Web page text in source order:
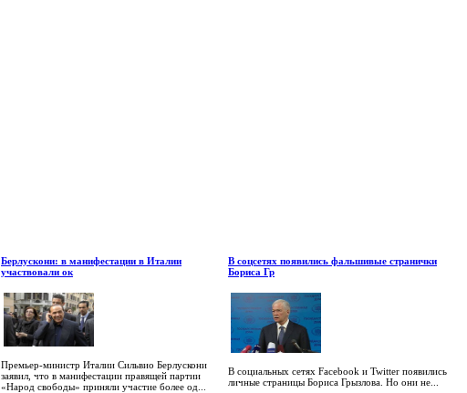
Берлускони: в манифестации в Италии
участвовали ок
Премьер-министр Италии Сильвио Берлускони
заявил, что в манифестации правящей партии
«Народ свободы» приняли участие более од...
В соцсетях появились фальшивые странички
Бориса Гр
В социальных сетях Facebook и Twitter появились
личные страницы Бориса Грызлова. Но они не...